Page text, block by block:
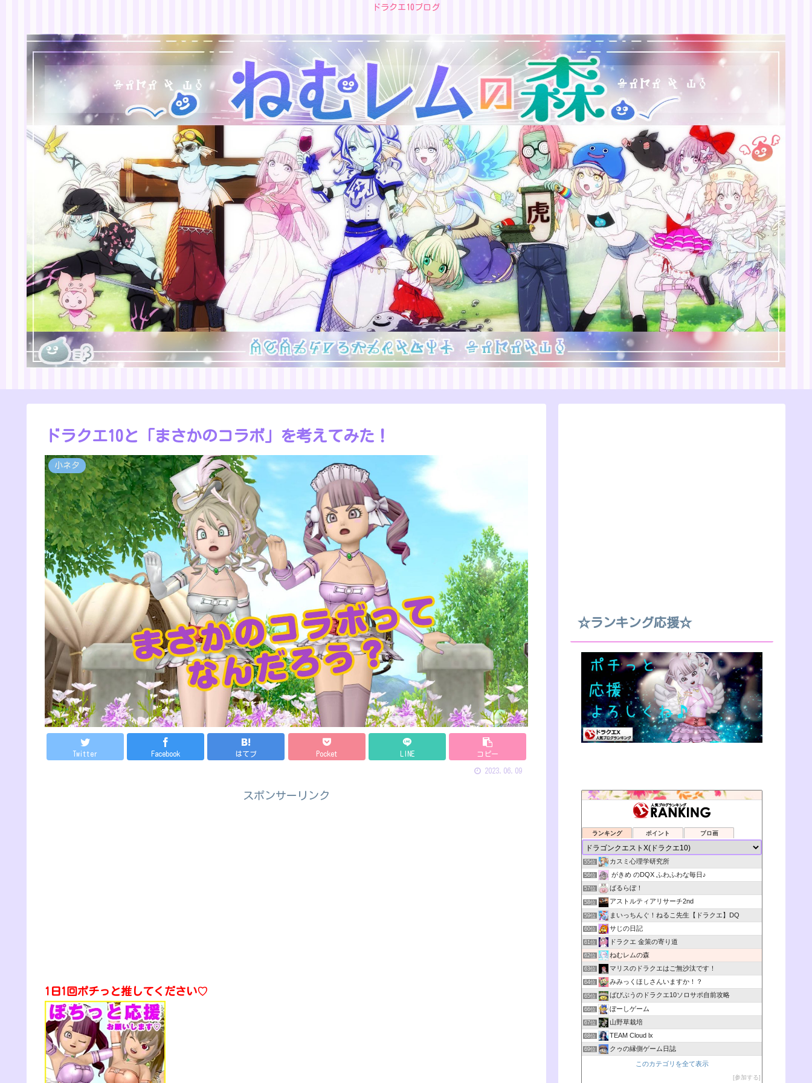
ドラクエ10ブログ
ドラクエ10と「まさかのコラボ」を考えてみた！
小ネタ
Twitter Facebook はてブ Pocket LINE コピー
2023.06.09
スポンサーリンク
1日1回ポチっと推してください♡
☆ランキング応援☆
ランキング ポイント ブロ画
55位 カスミ心理学研究所
56位 がきめ のDQX ふわふわな毎日♪
57位 ばるらぼ！
58位 アストルティアリサーチ2nd
59位 まいっちんぐ！ねるこ先生【ドラクエ】DQ
60位 サじの日記
61位 ドラクエ 金策の寄り道
62位 ねむレムの森
63位 マリスのドラクエはご無沙汰です！
64位 みみっくほしさんいますか！？
65位 ばびぶうのドラクエ10ソロサポ自前攻略
66位 ぼーしゲーム
67位 山野草栽培
68位 TEAM Cloud lx
69位 クゥの縁側ゲーム日誌
このカテゴリを全て表示
参加する